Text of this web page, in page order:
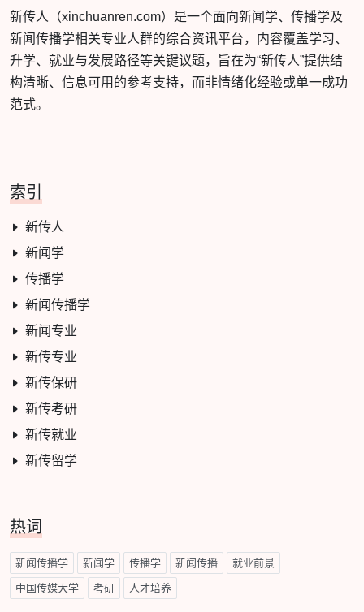
新传人（xinchuanren.com）是一个面向新闻学、传播学及
新闻传播学相关专业人群的综合资讯平台，内容覆盖学习、
升学、就业与发展路径等关键议题，旨在为“新传人”提供结
构清晰、信息可用的参考支持，而非情绪化经验或单一成功
范式。
索引
新传人
新闻学
传播学
新闻传播学
新闻专业
新传专业
新传保研
新传考研
新传就业
新传留学
热词
新闻传播学 新闻学 传播学 新闻传播 就业前景
中国传媒大学 考研 人才培养